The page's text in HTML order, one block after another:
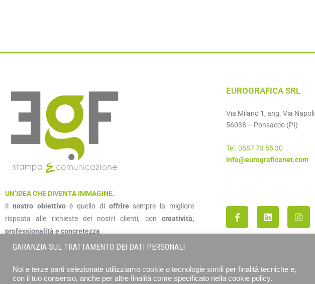
UN’IDEA CHE DIVENTA IMMAGINE.
Il nostro obiettivoè quello di offriresempre la migliore
risposta alle richieste dei nostri clienti, con creatività,
professionalità e concretezza
EUROGRAFICA SRL
Via Milano 1, ang. Via Napoli
56038 – Ponsacco (PI)
Tel. 0587 73 55 30
info@eurograficanet.com
GARANZIA SUL TRATTAMENTO DEI DATI PERSONALI
Noi e terze parti selezionate utilizziamo cookie o tecnologie simili per finalità tecniche e,
con il tuo consenso, anche per altre finalità come specificato nella cookie policy.